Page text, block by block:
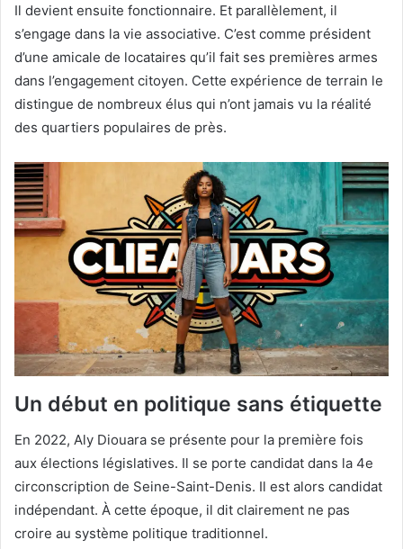
Il devient ensuite fonctionnaire. Et parallèlement, il
s’engage dans la vie associative. C’est comme président
d’une amicale de locataires qu’il fait ses premières armes
dans l’engagement citoyen. Cette expérience de terrain le
distingue de nombreux élus qui n’ont jamais vu la réalité
des quartiers populaires de près.
Un début en politique sans étiquette
En 2022, Aly Diouara se présente pour la première fois
aux élections législatives. Il se porte candidat dans la 4e
circonscription de Seine-Saint-Denis. Il est alors candidat
indépendant. À cette époque, il dit clairement ne pas
croire au système politique traditionnel.